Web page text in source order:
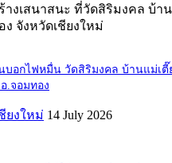
งเสนาสนะ ที่วัดสิริมงคล บ้า
ง จังหวัดเชียงใหม่
บอกไฟหมื่น วัดสิริมงคล บ้านแม่เตี๊
.จอมทอง
ยงใหม่ 14 July 2026